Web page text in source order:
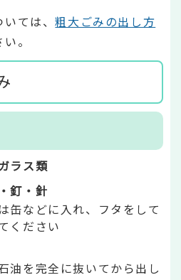
いては、粗大ごみの出し方
。
ラス類
釘・針
缶などに入れ、フタをして
ください
油を完全に抜いてから出し